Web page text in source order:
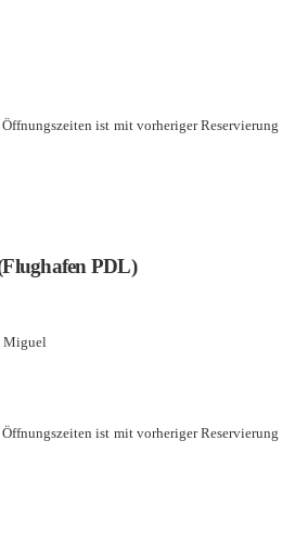
ist mit vorheriger Reservierung
PDL)
Miguel
ist mit vorheriger Reservierung